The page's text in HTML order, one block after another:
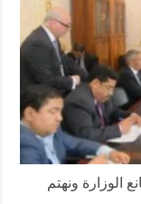
الوزارة ونهتم